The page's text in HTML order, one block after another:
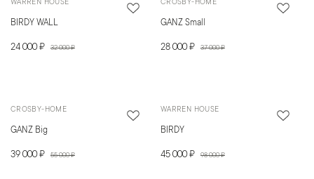
WARREN HOUSE
BIRDY WALL
24 000 ₽ 32 000 ₽
CROSBY-HOME
GANZ Small
28 000 ₽ 37 000 ₽
CROSBY-HOME
GANZ Big
39 000 ₽ 55 000 ₽
WARREN HOUSE
BIRDY
45 000 ₽ 98 000 ₽